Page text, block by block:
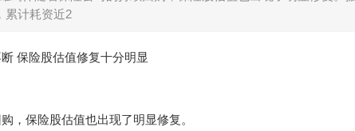
累计耗资近2
保险股估值修复十分明显
，保险股估值也出现了明显修复。